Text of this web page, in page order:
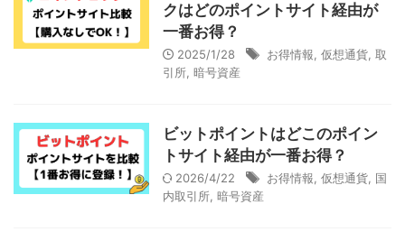
クはどのポイントサイト経由が
一番お得？
2025/1/28 お得情報 仮想通貨 取
引所 暗号資産
ビットポイントはどこのポイン
トサイト経由が一番お得？
2026/4/22 お得情報 仮想通貨 国
内取引所 暗号資産